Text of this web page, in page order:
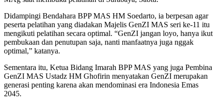
Didampingi Bendahara BPP MAS HM Soedarto, ia berpesan agar
peserta pelatihan yang diadakan Majelis GenZI MAS seri ke-11 itu
mengikuti pelatihan secara optimal. “GenZI jangan loyo, hanya ikut
pembukaan dan penutupan saja, nanti manfaatnya juga nggak
optimal,” katanya.
Sementara itu, Ketua Bidang Imarah BPP MAS yang juga Pembina
GenZI MAS Ustadz HM Ghofirin menyatakan GenZI merupakan
generasi penting karena akan mendominasi era Indonesia Emas
2045.